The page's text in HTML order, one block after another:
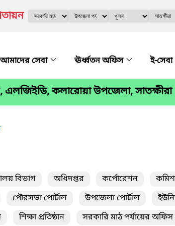
আমাদের সেবা ঊর্ধ্বতন অফিস ই-সেবা
এলজিইডি, কলারোয়া উপজেলা, সাতক্ষীরা
বিভাগ অধিদপ্তর কর্পোরেশন
পৌরসভা পোর্টাল উপজেলা পোর্টাল
শিক্ষা প্রতিষ্ঠান সরকারি মাঠ পর্যায়ের অফিস